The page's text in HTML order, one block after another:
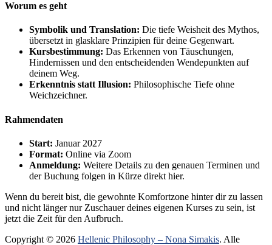
Worum es geht
Symbolik und Translation: Die tiefe Weisheit des Mythos,
übersetzt in glasklare Prinzipien für deine Gegenwart.
Kursbestimmung: Das Erkennen von Täuschungen,
Hindernissen und den entscheidenden Wendepunkten auf
deinem Weg.
Erkenntnis statt Illusion: Philosophische Tiefe ohne
Weichzeichner.
Rahmendaten
Start: Januar 2027
Format: Online via Zoom
Anmeldung: Weitere Details zu den genauen Terminen und
der Buchung folgen in Kürze direkt hier.
Wenn du bereit bist, die gewohnte Komfortzone hinter dir zu lassen
und nicht länger nur Zuschauer deines eigenen Kurses zu sein, ist
jetzt die Zeit für den Aufbruch.
Copyright © 2026 Hellenic Philosophy – Nona Simakis. Alle